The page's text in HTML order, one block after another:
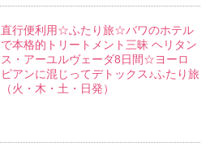
直行便利用☆ふたり旅☆バワのホテル
で本格的トリートメント三昧 ヘリタン
ス・アーユルヴェーダ8日間☆ヨーロ
ピアンに混じってデトックス♪ふたり旅
（火・木・土・日発）